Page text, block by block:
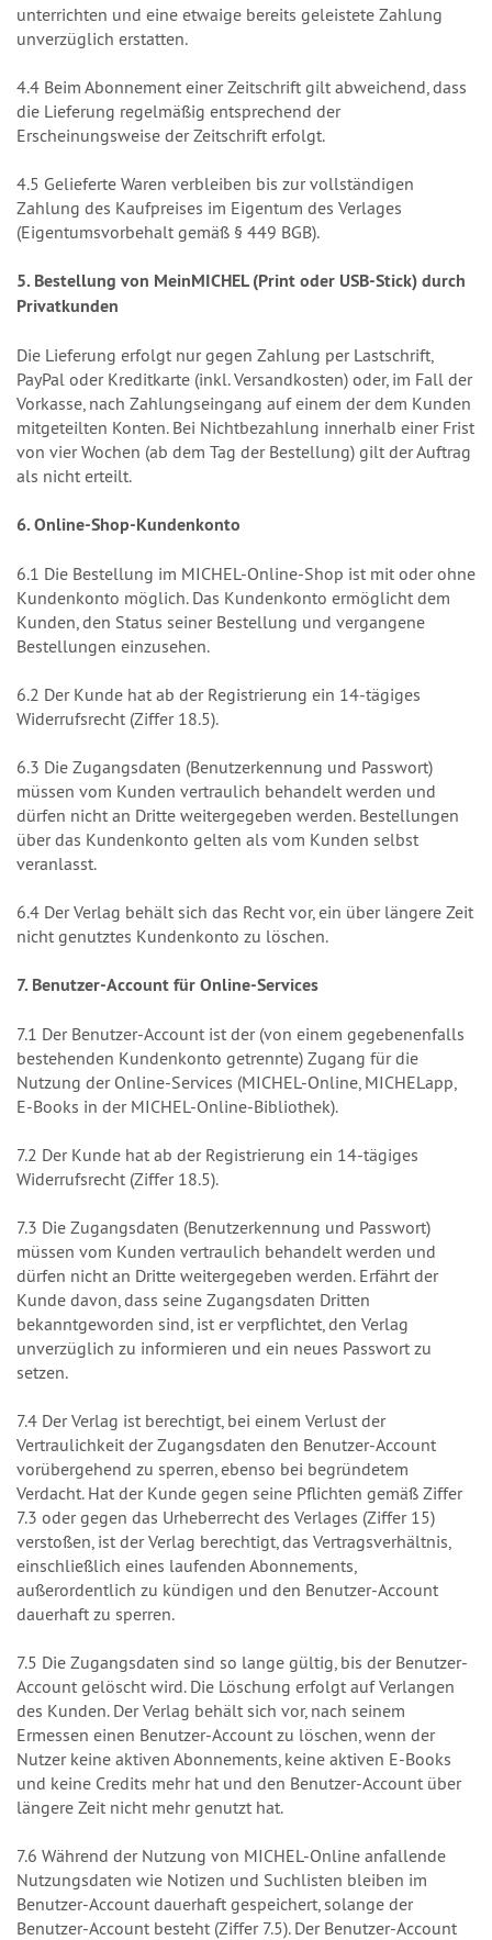
unterrichten und eine etwaige bereits geleistete Zahlung
unverzüglich erstatten.
4.4 Beim Abonnement einer Zeitschrift gilt abweichend, dass
die Lieferung regelmäßig entsprechend der
Erscheinungsweise der Zeitschrift erfolgt.
4.5 Gelieferte Waren verbleiben bis zur vollständigen
Zahlung des Kaufpreises im Eigentum des Verlages
(Eigentumsvorbehalt gemäß § 449 BGB).
5. Bestellung von MeinMICHEL (Print oder USB-Stick) durch
Privatkunden
Die Lieferung erfolgt nur gegen Zahlung per Lastschrift,
PayPal oder Kreditkarte (inkl. Versandkosten) oder, im Fall der
Vorkasse, nach Zahlungseingang auf einem der dem Kunden
mitgeteilten Konten. Bei Nichtbezahlung innerhalb einer Frist
von vier Wochen (ab dem Tag der Bestellung) gilt der Auftrag
als nicht erteilt.
6. Online-Shop-Kundenkonto
6.1 Die Bestellung im MICHEL-Online-Shop ist mit oder ohne
Kundenkonto möglich. Das Kundenkonto ermöglicht dem
Kunden, den Status seiner Bestellung und vergangene
Bestellungen einzusehen.
6.2 Der Kunde hat ab der Registrierung ein 14-tägiges
Widerrufsrecht (Ziffer 18.5).
6.3 Die Zugangsdaten (Benutzerkennung und Passwort)
müssen vom Kunden vertraulich behandelt werden und
dürfen nicht an Dritte weitergegeben werden. Bestellungen
über das Kundenkonto gelten als vom Kunden selbst
veranlasst.
6.4 Der Verlag behält sich das Recht vor, ein über längere Zeit
nicht genutztes Kundenkonto zu löschen.
7. Benutzer-Account für Online-Services
7.1 Der Benutzer-Account ist der (von einem gegebenenfalls
bestehenden Kundenkonto getrennte) Zugang für die
Nutzung der Online-Services (MICHEL-Online, MICHELapp,
E-Books in der MICHEL-Online-Bibliothek).
7.2 Der Kunde hat ab der Registrierung ein 14-tägiges
Widerrufsrecht (Ziffer 18.5).
7.3 Die Zugangsdaten (Benutzerkennung und Passwort)
müssen vom Kunden vertraulich behandelt werden und
dürfen nicht an Dritte weitergegeben werden. Erfährt der
Kunde davon, dass seine Zugangsdaten Dritten
bekanntgeworden sind, ist er verpflichtet, den Verlag
unverzüglich zu informieren und ein neues Passwort zu
setzen.
7.4 Der Verlag ist berechtigt, bei einem Verlust der
Vertraulichkeit der Zugangsdaten den Benutzer-Account
vorübergehend zu sperren, ebenso bei begründetem
Verdacht. Hat der Kunde gegen seine Pflichten gemäß Ziffer
7.3 oder gegen das Urheberrecht des Verlages (Ziffer 15)
verstoßen, ist der Verlag berechtigt, das Vertragsverhältnis,
einschließlich eines laufenden Abonnements,
außerordentlich zu kündigen und den Benutzer-Account
dauerhaft zu sperren.
7.5 Die Zugangsdaten sind so lange gültig, bis der Benutzer-
Account gelöscht wird. Die Löschung erfolgt auf Verlangen
des Kunden. Der Verlag behält sich vor, nach seinem
Ermessen einen Benutzer-Account zu löschen, wenn der
Nutzer keine aktiven Abonnements, keine aktiven E-Books
und keine Credits mehr hat und den Benutzer-Account über
längere Zeit nicht mehr genutzt hat.
7.6 Während der Nutzung von MICHEL-Online anfallende
Nutzungsdaten wie Notizen und Suchlisten bleiben im
Benutzer-Account dauerhaft gespeichert, solange der
Benutzer-Account besteht (Ziffer 7.5). Der Benutzer-Account